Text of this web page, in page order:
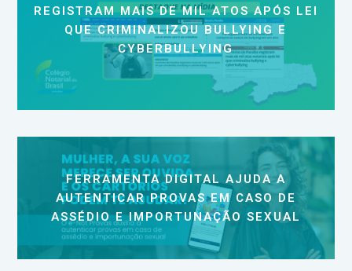
REGISTRAM MAIS DE MIL ATOS APÓS LEI
QUE CRIMINALIZOU BULLYING E
CYBERBULLYING
FERRAMENTA DIGITAL AJUDA A
AUTENTICAR PROVAS EM CASO DE
ASSÉDIO E IMPORTUNAÇÃO SEXUAL